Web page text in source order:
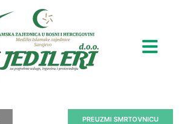
PREUZMI SMRTOVNICU